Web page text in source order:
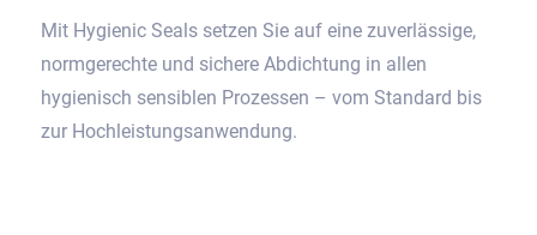
Mit Hygienic Seals setzen Sie auf eine zuverlässige,
normgerechte und sichere Abdichtung in allen
hygienisch sensiblen Prozessen – vom Standard bis
zur Hochleistungsanwendung.